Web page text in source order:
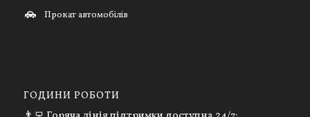
Прокат автомобілів
ГОДИНИ РОБОТИ